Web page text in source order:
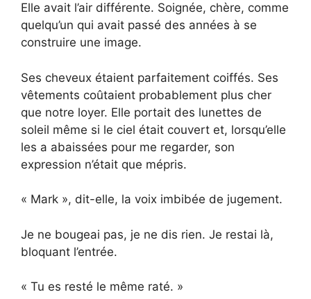
Elle avait l’air différente. Soignée, chère, comme
quelqu’un qui avait passé des années à se
construire une image.
Ses cheveux étaient parfaitement coiffés. Ses
vêtements coûtaient probablement plus cher
que notre loyer. Elle portait des lunettes de
soleil même si le ciel était couvert et, lorsqu’elle
les a abaissées pour me regarder, son
expression n’était que mépris.
« Mark », dit-elle, la voix imbibée de jugement.
Je ne bougeai pas, je ne dis rien. Je restai là,
bloquant l’entrée.
« Tu es resté le même raté. »